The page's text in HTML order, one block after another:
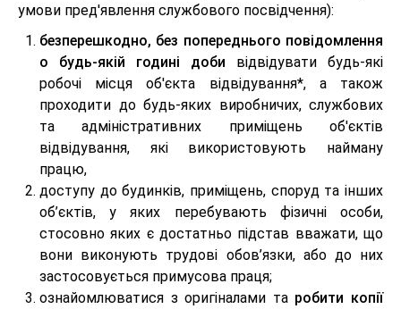
умови пред'явлення службового посвідчення):
безперешкодно, без попереднього повідомлення
о будь-якій годині доби відвідувати будь-які
робочі місця об'єкта відвідування*, а також
проходити до будь-яких виробничих, службових
та адміністративних приміщень об'єктів
відвідування, які використовують найману
працю,
доступу до будинків, приміщень, споруд та інших
об’єктів, у яких перебувають фізичні особи,
стосовно яких є достатньо підстав вважати, що
вони виконують трудові обов’язки, або до них
застосовується примусова праця;
ознайомлюватися з оригіналами та робити копії